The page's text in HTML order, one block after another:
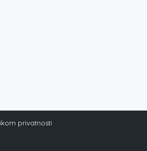
privatnosti